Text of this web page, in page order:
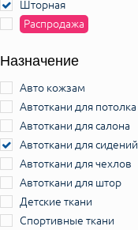
Шторная
Распродажа
Назначение
Авто кожзам
Автоткани для потолка
Автоткани для салона
Автоткани для сидений
Автоткани для чехлов
Автоткани для штор
Детские ткани
Спортивные ткани